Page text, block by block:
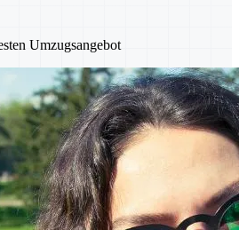
Umzugsangebot